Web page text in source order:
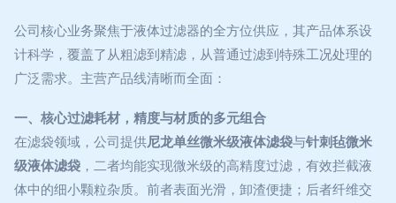
公司核心业务聚焦于液体过滤器的全方位供应，其产品体系设
计科学，覆盖了从粗滤到精滤，从普通过滤到特殊工况处理的
广泛需求。主营产品线清晰而全面：
一、核心过滤耗材，精度与材质的多元组合
在滤袋领域，公司提供尼龙单丝微米级液体滤袋与针刺毡微米
级液体滤袋 ，二者均能实现微米级的高精度过滤，有效拦截液
体中的细小颗粒杂质。前者表面光滑，卸渣便捷；后者纤维交